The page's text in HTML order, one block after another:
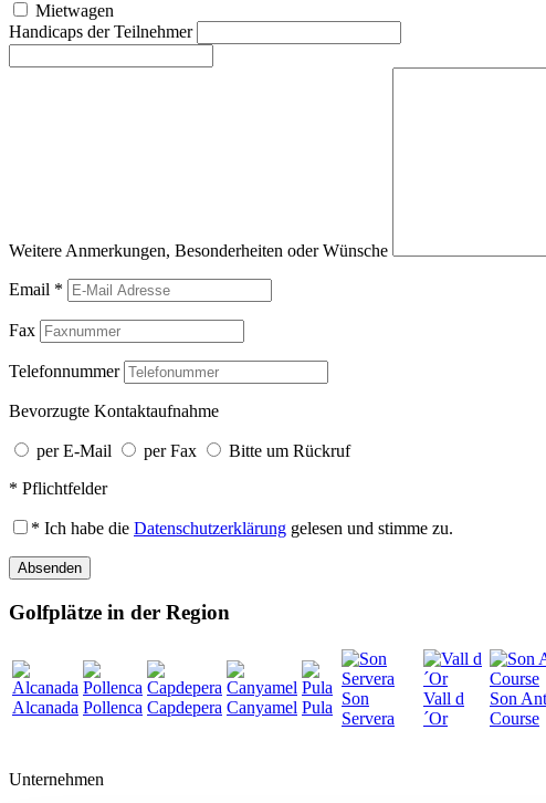
Mietwagen
Handicaps der Teilnehmer
Weitere Anmerkungen, Besonderheiten oder Wünsche
Email *
Fax
Telefonnummer
Bevorzugte Kontaktaufnahme
per E-Mail per Fax
Bitte um Rückruf
* Pflichtfelder
* Ich habe die Datenschutzerklärung gelesen und stimme zu.
Absenden
Golfplätze in der Region
Alcanada Pollenca Capdepera Canyamel Pula Son
Servera
Vall d
´Or
Son
Course
Unternehmen